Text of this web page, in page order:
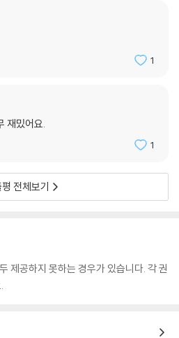
1
재밌어요.
1
전체보기
제공하지 못하는 경우가 있습니다. 각 권